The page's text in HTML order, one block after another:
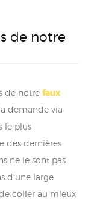
de notre
de notre faux
demande via
le plus
des dernières
ne le sont pas
d'une large
coller au mieux